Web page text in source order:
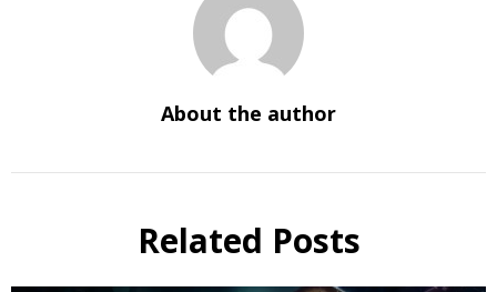
About the author
Related Posts